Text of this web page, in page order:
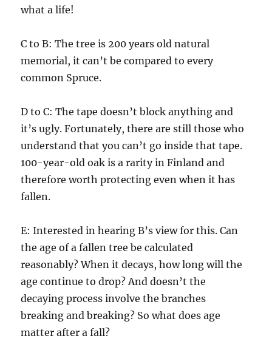
what a life!
C to B: The tree is 200 years old natural
memorial, it can’t be compared to every
common Spruce.
D to C: The tape doesn’t block anything and
it’s ugly. Fortunately, there are still those who
understand that you can’t go inside that tape.
100-year-old oak is a rarity in Finland and
therefore worth protecting even when it has
fallen.
E: Interested in hearing B’s view for this. Can
the age of a fallen tree be calculated
reasonably? When it decays, how long will the
age continue to drop? And doesn’t the
decaying process involve the branches
breaking and breaking? So what does age
matter after a fall?